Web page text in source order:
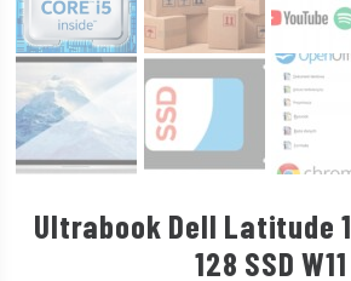
Ultrabook Dell Latitude
128 SSD W11